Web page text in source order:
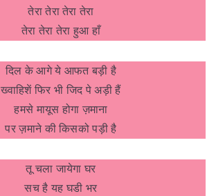
तेरा तेरा तेरा तेरा
तेरा तेरा तेरा हुआ हाँ
दिल के आगे ये आफत बड़ी है
ख्वाहिशें फिर भी जिद पे अड़ी हैं
हमसे मायूस होगा ज़माना
पर ज़माने की किसको पड़ी है
तू चला जायेगा घर
सच है यह घडी भर